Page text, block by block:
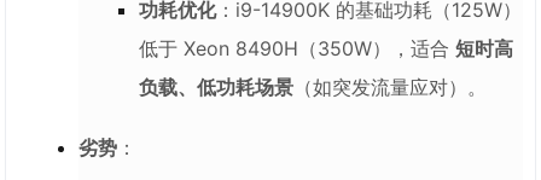
功耗优化：i9-14900K 的基础功耗（125W）
低于 Xeon 8490H（350W），适合短时高
负载、低功耗场景 （如突发流量应对）。
劣势 ：